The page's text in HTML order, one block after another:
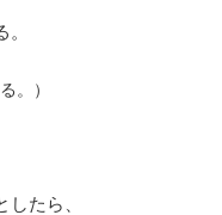
。）
たら、